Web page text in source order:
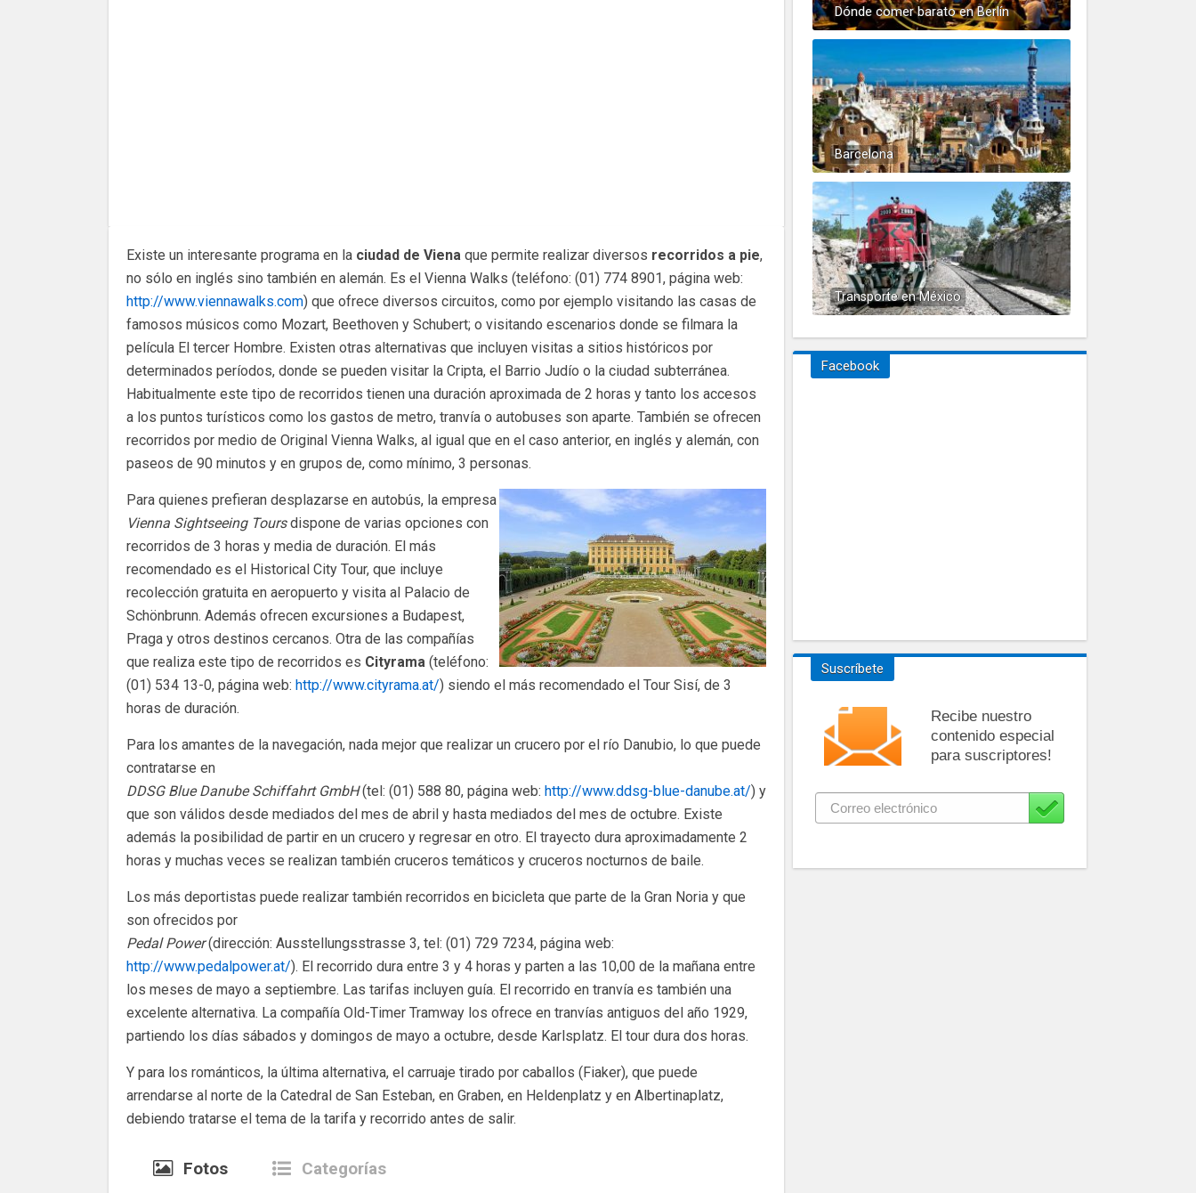
Existe un interesante programa en la ciudad de Viena que permite realizar diversos recorridos a pie,
no sólo en inglés sino también en alemán. Es el Vienna Walks (teléfono: (01) 774 8901, página web:
http://www.viennawalks.com) que ofrece diversos circuitos, como por ejemplo visitando las casas de
famosos músicos como Mozart, Beethoven y Schubert; o visitando escenarios donde se filmara la
película El tercer Hombre. Existen otras alternativas que incluyen visitas a sitios históricos por
determinados períodos, donde se pueden visitar la Cripta, el Barrio Judío o la ciudad subterránea.
Habitualmente este tipo de recorridos tienen una duración aproximada de 2 horas y tanto los accesos
a los puntos turísticos como los gastos de metro, tranvía o autobuses son aparte. También se ofrecen
recorridos por medio de Original Vienna Walks, al igual que en el caso anterior, en inglés y alemán, con
paseos de 90 minutos y en grupos de, como mínimo, 3 personas.
Para quienes prefieran desplazarse en autobús, la empresa
Vienna Sightseeing Toursdispone de varias opciones con
recorridos de 3 horas y media de duración. El más
recomendado es el Historical City Tour, que incluye
recolección gratuita en aeropuerto y visita al Palacio de
Schönbrunn. Además ofrecen excursiones a Budapest,
Praga y otros destinos cercanos. Otra de las compañías
que realiza este tipo de recorridos es Cityrama (teléfono:
(01) 534 13-0, página web: http://www.cityrama.at/) siendo el más recomendado el Tour Sisí, de 3
horas de duración.
Para los amantes de la navegación, nada mejor que realizar un crucero por el río Danubio, lo que puede
contratarse en
DDSG Blue Danube Schiffahrt GmbH(tel: (01) 588 80, página web: http://www.ddsg-blue-danube.at/) y
que son válidos desde mediados del mes de abril y hasta mediados del mes de octubre. Existe
además la posibilidad de partir en un crucero y regresar en otro. El trayecto dura aproximadamente 2
horas y muchas veces se realizan también cruceros temáticos y cruceros nocturnos de baile.
Los más deportistas puede realizar también recorridos en bicicleta que parte de la Gran Noria y que
son ofrecidos por
Pedal Power(dirección: Ausstellungsstrasse 3, tel: (01) 729 7234, página web:
http://www.pedalpower.at/). El recorrido dura entre 3 y 4 horas y parten a las 10,00 de la mañana entre
los meses de mayo a septiembre. Las tarifas incluyen guía. El recorrido en tranvía es también una
excelente alternativa. La compañía Old-Timer Tramway los ofrece en tranvías antiguos del año 1929,
partiendo los días sábados y domingos de mayo a octubre, desde Karlsplatz. El tour dura dos horas.
Y para los románticos, la última alternativa, el carruaje tirado por caballos (Fiaker), que puede
arrendarse al norte de la Catedral de San Esteban, en Graben, en Heldenplatz y en Albertinaplatz,
debiendo tratarse el tema de la tarifa y recorrido antes de salir.
Fotos Categorías
Dónde comer barato en Berlín
Barcelona
Transporte en México
Facebook
Suscríbete
Recibe nuestro
contenido especial
para suscriptores!